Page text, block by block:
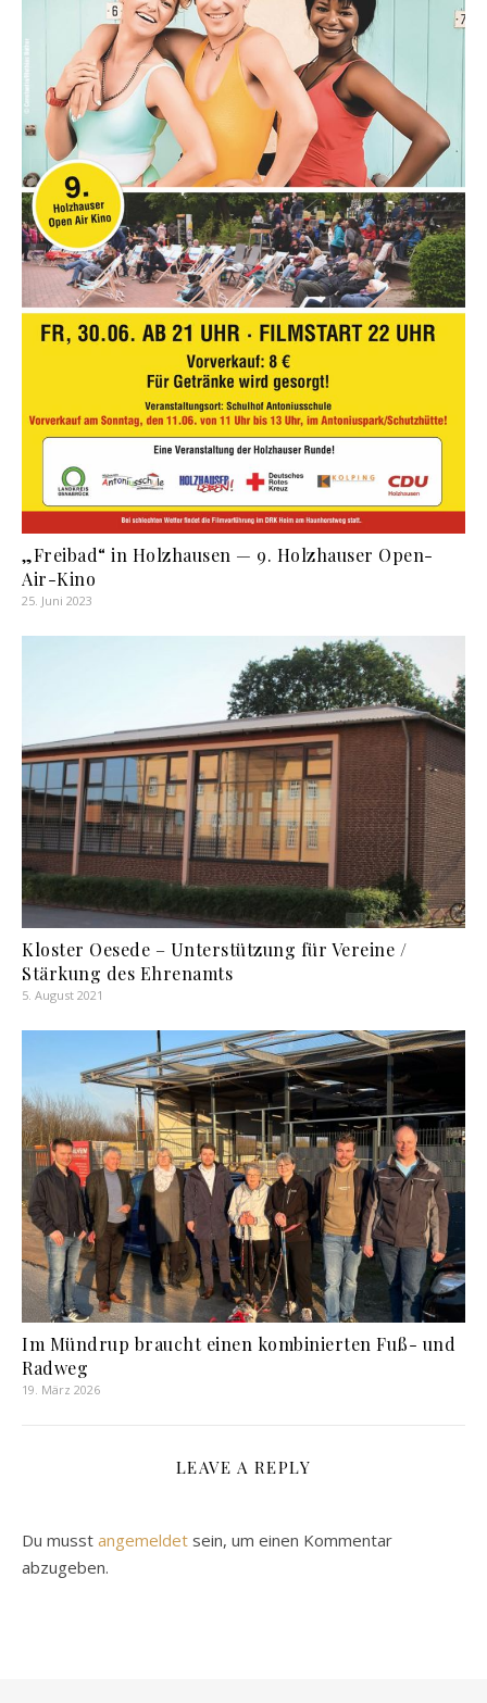
„Freibad“ in Holzhausen — 9. Holzhauser Open-
Air-Kino
25. Juni 2023
Kloster Oesede – Unterstützung für Vereine /
Stärkung des Ehrenamts
5. August 2021
Im Mündrup braucht einen kombinierten Fuß- und
Radweg
19. März 2026
LEAVE A REPLY
Du musst angemeldet sein, um einen Kommentar
abzugeben.